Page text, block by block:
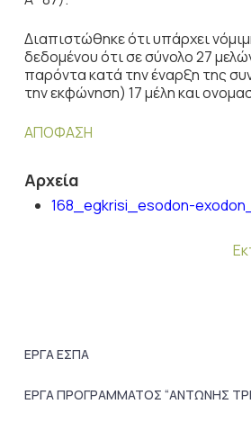
Διαπιστώθηκε ότι υπάρχει
δεδομένου ότι σε σύνολο 27
παρόντα κατά την έναρξη της
την εκφώνηση) 17 μέλη και
ΑΠΟΦΑΣΗ
Αρχεία
168_egkrisi_esodon-
ΕΡΓΑ ΕΣΠΑ
ΕΡΓΑ ΠΡΟΓΡΑΜΜΑΤΟΣ “ΑΝΤΩΝΗΣ